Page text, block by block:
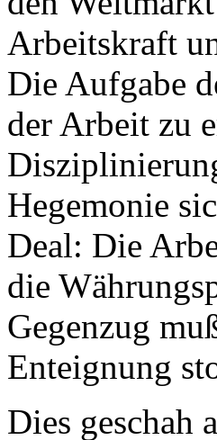
Arbeitskraft
Die Aufgabe
der Arbeit zu
Hegemonie
Deal: Die
die
Gegenzug
Enteignung
Dies geschah